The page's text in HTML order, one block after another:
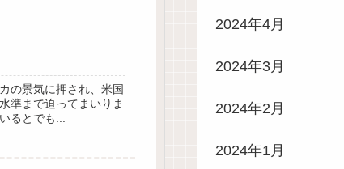
の景気に押され、米国
準まで迫ってまいりま
るとでも...
2024年4月
2024年3月
2024年2月
2024年1月